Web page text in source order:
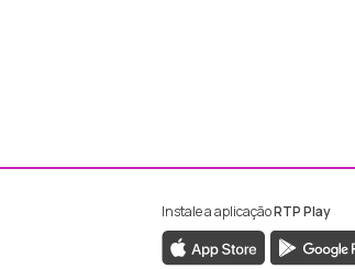
da RTP Madeira
Instagram da RTP Madeira
Instale a aplicaçãoRTP Play